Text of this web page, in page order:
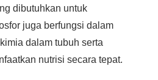
dibutuhkan untuk
juga berfungsi dalam
dalam tubuh serta
nutrisi secara tepat.